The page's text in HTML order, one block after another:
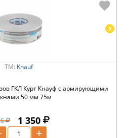
ТМ: Knauf
ГКЛ Курт Кнауф с армирующими
50 мм 75м
1 350
+